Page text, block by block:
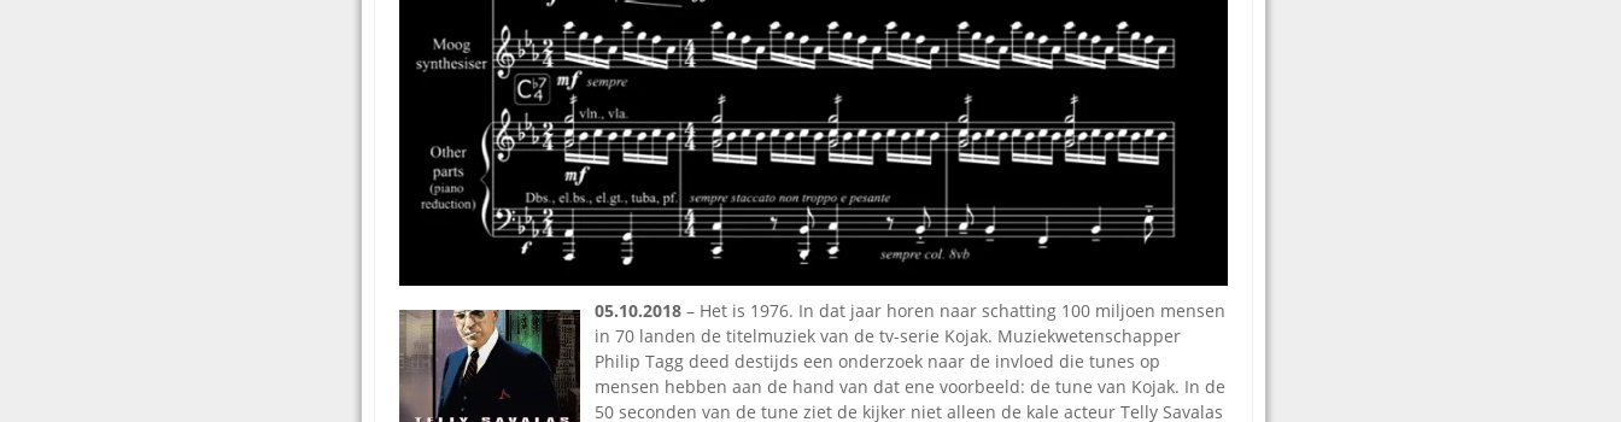
Omroepbanden
Stoomfluit Klaas
Vaak
Uitvinding
jinglecassette
05.10.2018 – Het is 1976. In dat jaar horen naar schatting 100 miljoen mensen
in 70 landen de titelmuziek van de tv-serie Kojak. Muziekwetenschapper
Philip Tagg deed destijds een onderzoek naar de invloed die tunes op
mensen hebben aan de hand van dat ene voorbeeld: de tune van Kojak. In de
50 seconden van de tune ziet de kijker niet alleen de kale acteur Telly Savalas